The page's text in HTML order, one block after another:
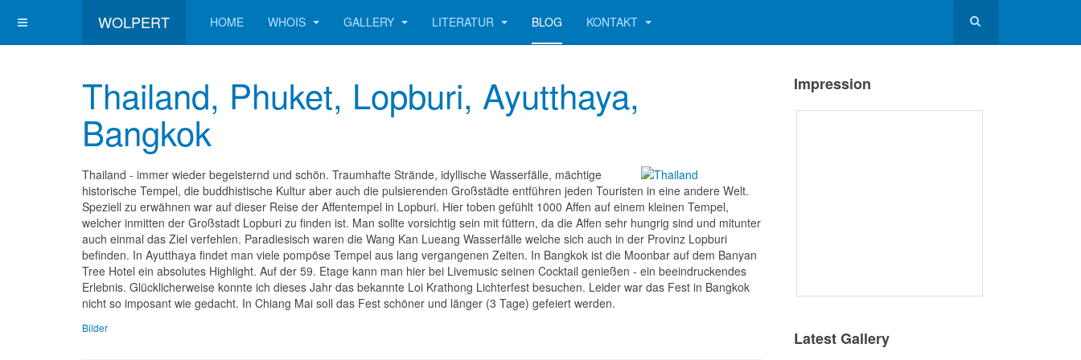
WOLPERT HOME WHOIS GALLERY LITERATUR BLOG KONTAKT
Thailand, Phuket, Lopburi, Ayutthaya,
Bangkok
Thailand - immer wieder begeisternd und schön. Traumhafte Strände, idyllische Wasserfälle, mächtige
historische Tempel, die buddhistische Kultur aber auch die pulsierenden Großstädte entführen jeden Touristen in eine andere Welt.
Speziell zu erwähnen war auf dieser Reise der Affentempel in Lopburi. Hier toben gefühlt 1000 Affen auf einem kleinen Tempel,
welcher inmitten der Großstadt Lopburi zu finden ist. Man sollte vorsichtig sein mit füttern, da die Affen sehr hungrig sind und mitunter
auch einmal das Ziel verfehlen. Paradiesisch waren die Wang Kan Lueang Wasserfälle welche sich auch in der Provinz Lopburi
befinden. In Ayutthaya findet man viele pompöse Tempel aus lang vergangenen Zeiten. In Bangkok ist die Moonbar auf dem Banyan
Tree Hotel ein absolutes Highlight. Auf der 59. Etage kann man hier bei Livemusic seinen Cocktail genießen - ein beeindruckendes
Erlebnis. Glücklicherweise konnte ich dieses Jahr das bekannte Loi Krathong Lichterfest besuchen. Leider war das Fest in Bangkok
nicht so imposant wie gedacht. In Chiang Mai soll das Fest schöner und länger (3 Tage) gefeiert werden.
Bilder
Impression
Latest Gallery